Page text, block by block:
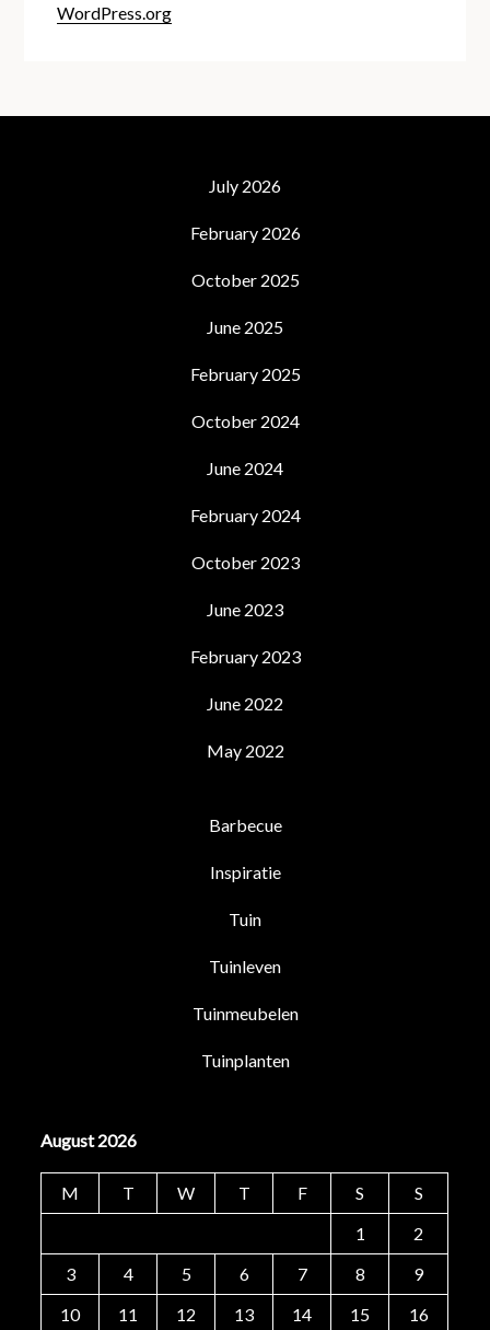
WordPress.org
July 2026
February 2026
October 2025
June 2025
February 2025
October 2024
June 2024
February 2024
October 2023
June 2023
February 2023
June 2022
May 2022
Barbecue
Inspiratie
Tuin
Tuinleven
Tuinmeubelen
Tuinplanten
August 2026
M T W T F S
S
1
2
3
4 5 6 7 8
9
10
11 12 13 14 15 16